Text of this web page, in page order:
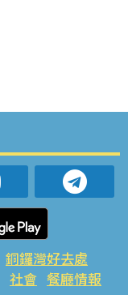
銅鑼灣好去處
社會 餐廳情報